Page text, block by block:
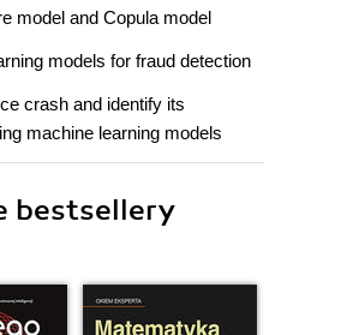
model and Copula model
models for fraud detection
crash and identify its
machine learning models
bestsellery